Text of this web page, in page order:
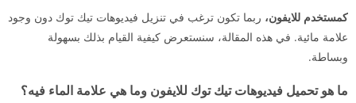
كمستخدم للايفون، ربما تكون ترغب في تنزيل فيديوهات تيك توك دون وجود
علامة مائية. في هذه المقالة، سنستعرض كيفية القيام بذلك بسهولة
وبساطة.
ما هو تحميل فيديوهات تيك توك للايفون وما هي علامة الماء فيه؟